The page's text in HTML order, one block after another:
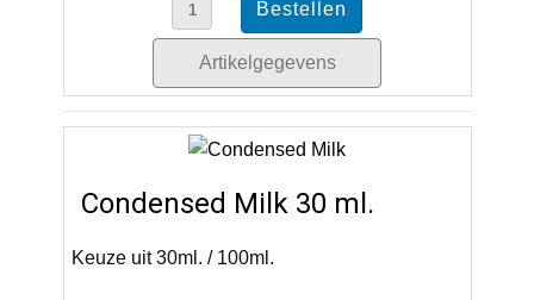
Artikelgegevens
Condensed Milk 30 ml.
Keuze uit 30ml. / 100ml.